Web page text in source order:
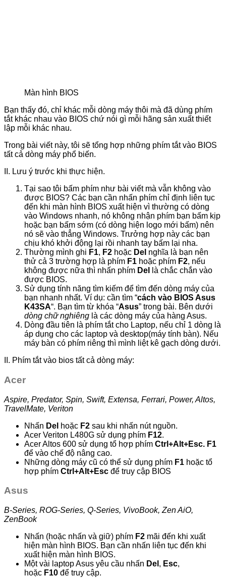
Màn hình BIOS
Bạn thấy đó, chỉ khác mỗi dòng máy thôi mà đã dùng phím
tắt khác nhau vào BIOS chứ nói gì mỗi hãng sản xuất thiết
lập mỗi khác nhau.
Trong bài viết này, tôi sẽ tổng hợp những phím tắt vào BIOS
tất cả dòng máy phổ biến.
II. Lưu ý trước khi thực hiện.
Tại sao tôi bấm phím như bài viết mà vẫn không vào
được BIOS? Các bạn cần nhấn phím chỉ định liên tục
đến khi màn hình BIOS xuất hiện vì thường có dòng
vào Windows nhanh, nó không nhận phím bạn bấm kịp
hoặc bạn bấm sớm (có dòng hiện logo mới bấm) nên
nó sẽ vào thẳng Windows. Trưởng hợp này các bạn
chịu khó khởi động lại rồi nhanh tay bấm lại nha.
Thường mình ghi F1, F2 hoặc Del nghĩa là bạn nên
thử cả 3 trường hợp là phím F1 hoặc phím F2, nếu
không được nữa thì nhấn phím Del
là chắc chắn vào
được BIOS.
Sử dụng tính năng tìm kiếm để tìm đến dòng máy của
bạn nhanh nhất. Ví dụ: cần tìm “cách vào BIOS Asus
K43SA“. Bạn tìm từ khóa “Asus” trong bài. Bên dưới
dòng chữ nghiêng là các dòng máy của hàng Asus.
Dòng đầu tiên là phím tắt cho Laptop, nếu chỉ 1 dòng là
áp dụng cho các laptop và desktop(máy tính bàn). Nếu
máy bàn có phím riêng thì mình liệt kê gạch dòng dưới.
II. Phím tắt vào bios tất cả dòng máy:
Acer
Aspire, Predator, Spin, Swift, Extensa, Ferrari, Power, Altos,
TravelMate, Veriton
Nhấn Del hoặc F2 sau khi nhấn nút nguồn.
Acer Veriton L480G sử dụng phím F12.
Acer Altos 600 sử dụng tổ hợp phím Ctrl+Alt+Esc. F1
để vào chế độ nâng cao.
Những dòng máy cũ có thể sử dụng phím F1 hoặc tổ
hợp phím Ctrl+Alt+Esc để truy cập BIOS
Asus
B-Series, ROG-Series, Q-Series, VivoBook, Zen AiO,
ZenBook
Nhấn (hoặc nhấn và giữ) phím F2 mãi đến khi xuất
hiện màn hình BIOS. Bạn cần nhấn liên tục đến khi
xuất hiện màn hình BIOS.
Một vài laptop Asus yêu cầu nhấn Del , Esc,
hoặc F10 để truy cập.